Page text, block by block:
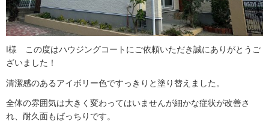
I様 この度はハウジングコートにご依頼いただき誠にありがとうご
ざいました！
清潔感のあるアイボリー色ですっきりと塗り替えました。
全体の雰囲気は大きく変わってはいませんが細かな症状が改善さ
れ、耐久面もばっちりです。